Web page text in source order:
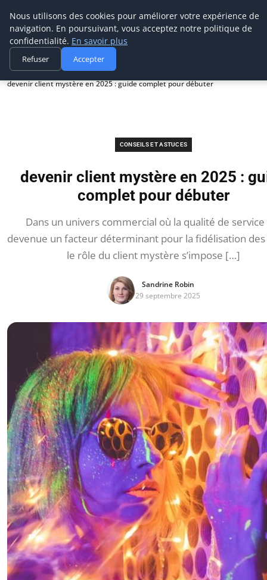
Prospection Pro
Accueil
Conseils et astuces
devenir client mystère en 2025 : guide complet pour débuter
CONSEILS ET ASTUCES
devenir client mystère en 2025 :
complet pour débuter
Dans un univers commercial où la qualité de
devenue un facteur déterminant pour la fidélisation
le rôle du client mystère s’impose […]
Sandrine Robin
29 septembre 2025
Nous utilisons des cookies pour améliorer votre expérience de
navigation. En poursuivant, vous acceptez notre politique de
confidentialité. En savoir plus
Refuser Accepter